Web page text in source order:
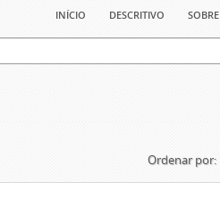
início descritivo sobre
Ordenar por: